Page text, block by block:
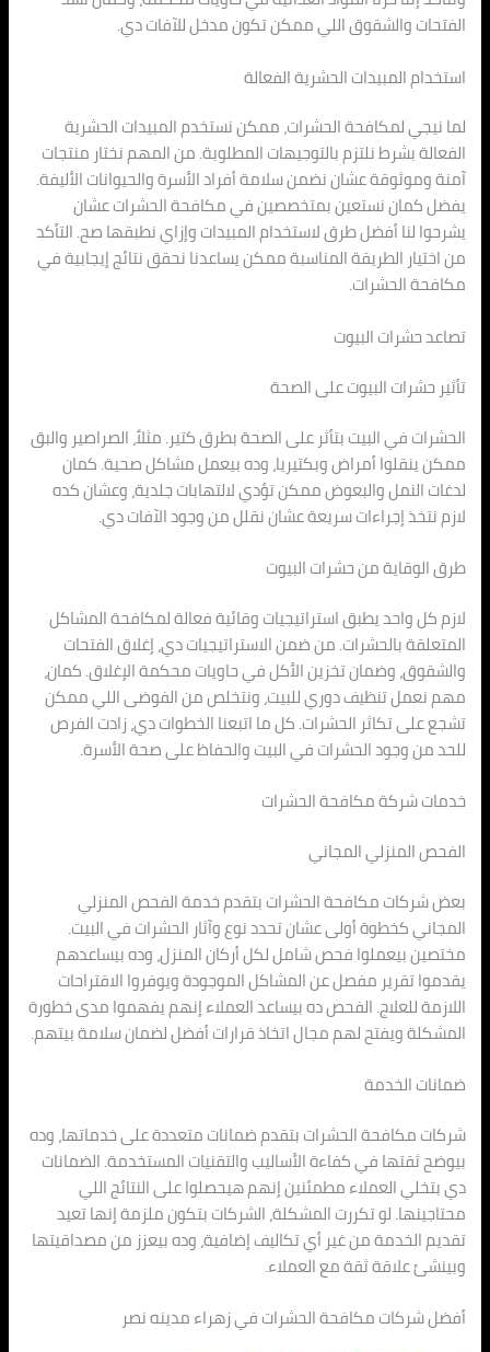
الفتحات والشقوق اللي ممكن تكون مدخل للآفات دي.
استخدام المبيدات الحشرية الفعالة
لما نيجي لمكافحة الحشرات، ممكن نستخدم المبيدات الحشرية
الفعالة بشرط نلتزم بالتوجيهات المطلوبة. من المهم نختار منتجات
آمنة وموثوقة عشان نضمن سلامة أفراد الأسرة والحيوانات الأليفة.
يفضل كمان نستعين بمتخصصين في مكافحة الحشرات عشان
يشرحوا لنا أفضل طرق لاستخدام المبيدات وإزاي نطبقها صح. التأكد
من اختيار الطريقة المناسبة ممكن يساعدنا نحقق نتائج إيجابية في
مكافحة الحشرات.
تصاعد حشرات البيوت
تأثير حشرات البيوت على الصحة
الحشرات في البيت بتأثر على الصحة بطرق كتير. مثلاً، الصراصير والبق
ممكن ينقلوا أمراض وبكتيريا، وده بيعمل مشاكل صحية. كمان
لدغات النمل والبعوض ممكن تؤدي لالتهابات جلدية، وعشان كده
لازم نتخذ إجراءات سريعة عشان نقلل من وجود الآفات دي.
طرق الوقاية من حشرات البيوت
لازم كل واحد يطبق استراتيجيات وقائية فعالة لمكافحة المشاكل
المتعلقة بالحشرات. من ضمن الاستراتيجيات دي، إغلاق الفتحات
والشقوق، وضمان تخزين الأكل في حاويات محكمة الإغلاق. كمان،
مهم نعمل تنظيف دوري للبيت، ونتخلص من الفوضى اللي ممكن
تشجع على تكاثر الحشرات. كل ما اتبعنا الخطوات دي، زادت الفرص
للحد من وجود الحشرات في البيت والحفاظ على صحة الأسرة.
خدمات شركة مكافحة الحشرات
الفحص المنزلي المجاني
بعض شركات مكافحة الحشرات بتقدم خدمة الفحص المنزلي
المجاني كخطوة أولى عشان تحدد نوع وآثار الحشرات في البيت.
مختصين بيعملوا فحص شامل لكل أركان المنزل، وده بيساعدهم
يقدموا تقرير مفصل عن المشاكل الموجودة ويوفروا الاقتراحات
اللازمة للعلاج. الفحص ده بيساعد العملاء إنهم يفهموا مدى خطورة
المشكلة ويفتح لهم مجال اتخاذ قرارات أفضل لضمان سلامة بيتهم.
ضمانات الخدمة
شركات مكافحة الحشرات بتقدم ضمانات متعددة على خدماتها، وده
بيوضح ثقتها في كفاءة الأساليب والتقنيات المستخدمة. الضمانات
دي بتخلي العملاء مطمئنين إنهم هيحصلوا على النتائج اللي
محتاجينها. لو تكررت المشكلة، الشركات بتكون ملزمة إنها تعيد
تقديم الخدمة من غير أي تكاليف إضافية، وده بيعزز من مصداقيتها
وبينشئ علاقة ثقة مع العملاء.
أفضل شركات مكافحة الحشرات في زهراء مدينه نصر